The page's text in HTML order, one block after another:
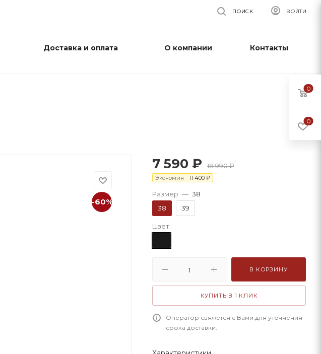
ВОЙТИ
ПОИСК
Доставка и оплата О компании Контакты
-60%
7 590 ₽ 18 990₽
Экономия 11 400 ₽
Размер — 38
38
39
Цвет:
В КОРЗИНУ
КУПИТЬ В 1 КЛИК
Оператор свяжется с Вами для уточнения
срока доставки.
0
0